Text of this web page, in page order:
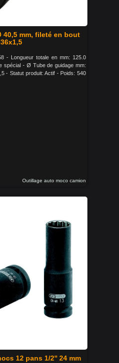
mm, fileté en bout
- Longueur totale en mm: 125.0
spécial - Ø Tube de guidage mm:
- Statut produit: Actif - Poids: 540
Outillage auto moco camion
12 pans 1/2'' 24 mm